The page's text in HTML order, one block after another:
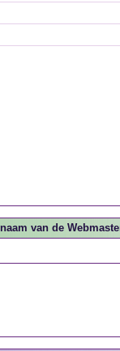
van de